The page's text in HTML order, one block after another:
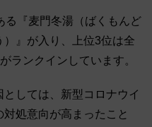
る『麦門冬湯（ばくもんど
』が入り、上位3位は全
ランクインしています。
しては、新型コロナウイ
処意向が高まったこと